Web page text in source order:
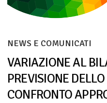
NEWS E COMUNICATI
VARIAZIONE AL
PREVISIONE
CONFRONTO